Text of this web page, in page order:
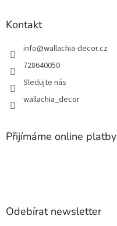
Kontakt
info@wallachia-decor.cz
728640050
Sledujte nás
wallachia_decor
Přijímáme online platby
Odebírat newsletter